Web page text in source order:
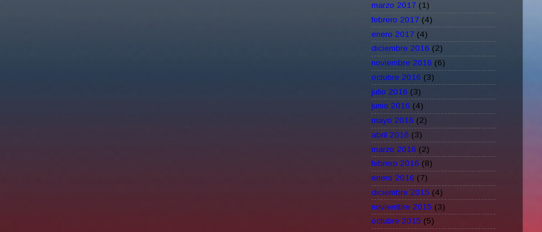
marzo 2017 (1)
febrero 2017 (4)
enero 2017 (4)
diciembre 2016 (2)
noviembre 2016 (6)
octubre 2016 (3)
julio 2016 (3)
junio 2016 (4)
mayo 2016 (2)
abril 2016 (3)
marzo 2016 (2)
febrero 2016 (8)
enero 2016 (7)
diciembre 2015 (4)
noviembre 2015 (3)
octubre 2015 (5)